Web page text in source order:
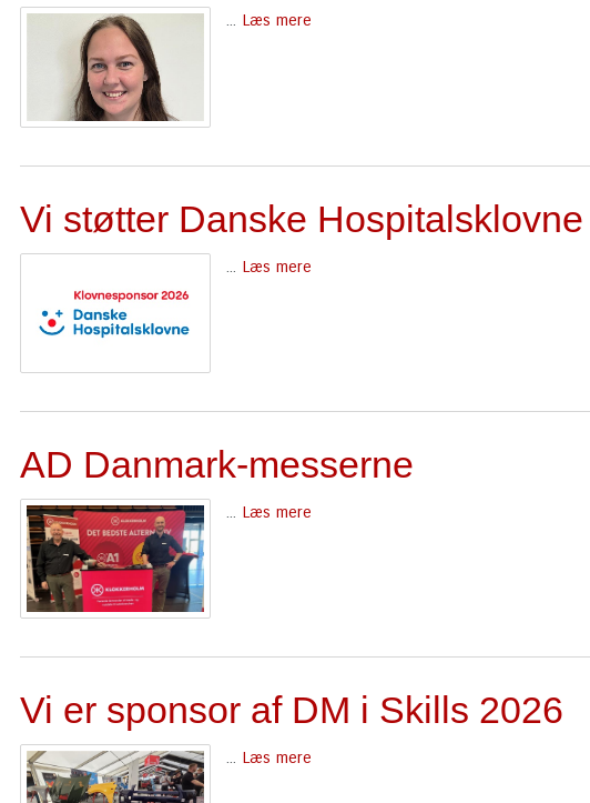
... Læs mere
Vi støtter Danske Hospitalsklovne
... Læs mere
AD Danmark-messerne
... Læs mere
Vi er sponsor af DM i Skills 2026
... Læs mere